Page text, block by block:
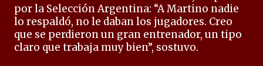
por la Selección Argentina: “A Martino nadie
lo respaldó, no le daban los jugadores. Creo
que se perdieron un gran entrenador, un tipo
claro que trabaja muy bien”, sostuvo.